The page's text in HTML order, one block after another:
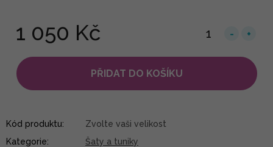
1 050 Kč
PŘIDAT DO KOŠÍKU
Kód produktu:
Zvolte vaši velikost
Kategorie:
Šaty a tuniky